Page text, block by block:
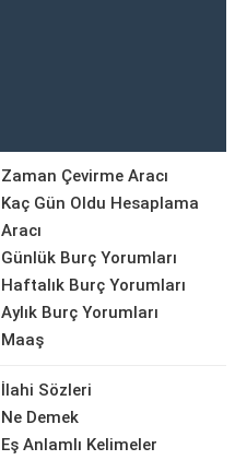
Zaman Çevirme Aracı
Kaç Gün Oldu Hesaplama
Aracı
Günlük Burç Yorumları
Haftalık Burç Yorumları
Aylık Burç Yorumları
Maaş
İlahi Sözleri
Ne Demek
Eş Anlamlı Kelimeler